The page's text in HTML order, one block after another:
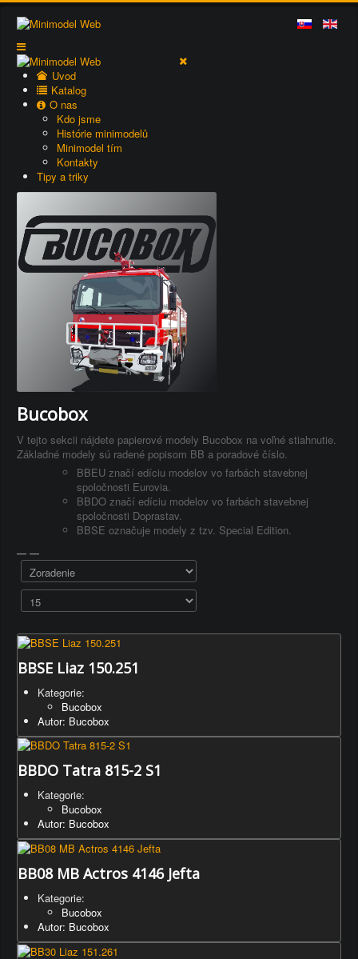
Uvod
Katalog
O nas
Kdo jsme
Histórie minimodelů
Minimodel tím
Kontakty
Tipy a triky
Bucobox
V tejto sekcii nájdete papierové modely Bucobox na voľné stiahnutie.
Základné modely sú radené popisom BB a poradové číslo.
BBEU značí edíciu modelov vo farbách stavebnej
spoločnosti Eurovia.
BBDO značí edíciu modelov vo farbách stavebnej
spoločnosti Doprastav.
BBSE označuje modely z tzv. Special Edition.
BBSE Liaz 150.251
Kategorie:
Bucobox
Autor: Bucobox
BBDO Tatra 815-2 S1
Kategorie:
Bucobox
Autor: Bucobox
BB08 MB Actros 4146 Jefta
Kategorie:
Bucobox
Autor: Bucobox